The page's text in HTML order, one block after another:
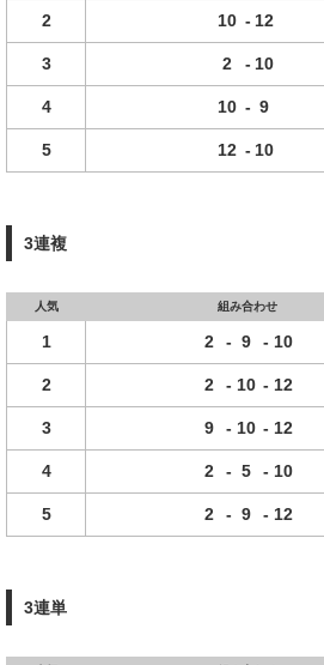
2 10 - 12
3 2 - 10
4 10 - 9
5 12 - 10
3連複
人気 組み合わせ
1 2 - 9 - 10
2 2 - 10 - 12
3 9 - 10 - 12
4 2 - 5 - 10
5 2 - 9 - 12
3連単